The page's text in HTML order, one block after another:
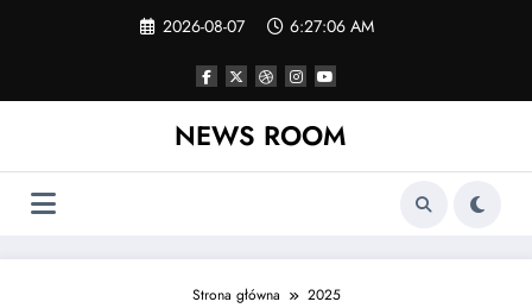
2026-08-07 6:27:06 AM
NEWS ROOM
Strona główna 2025